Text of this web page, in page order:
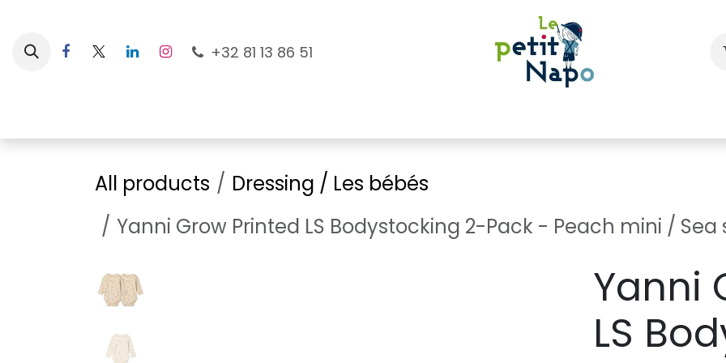
+32 81 13 86 51
All products
Dressing / Les bébés
Yanni Grow Printed LS Bodystocking 2-Pack - Peach mini / Sea
Yanni
LS